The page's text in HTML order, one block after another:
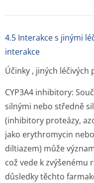
4.5 Interakce s jinými
interakce
Účinky , jiných
CYP3A4 inhibitory:
silnými nebo středně
(inhibitory proteázy,
jako erythromycin
diltiazem) může
což vede k zvýšenému
důsledky těchto